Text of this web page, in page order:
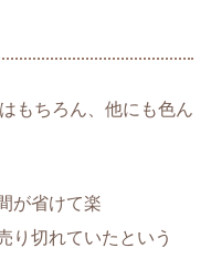
もちろん、他にも色ん
が省けて楽
り切れていたという